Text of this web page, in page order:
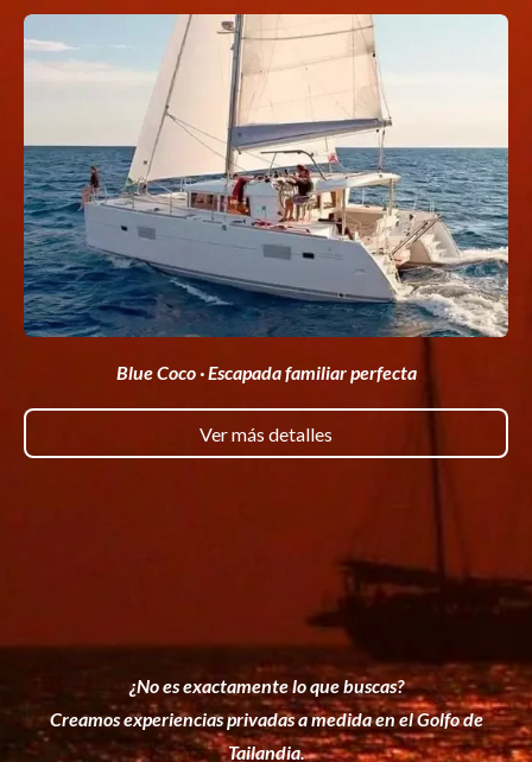
Blue Coco · Escapada familiar perfecta
Ver más detalles
¿No es exactamente lo que buscas?
Creamos experiencias privadas a medida en el Golfo de
Tailandia.